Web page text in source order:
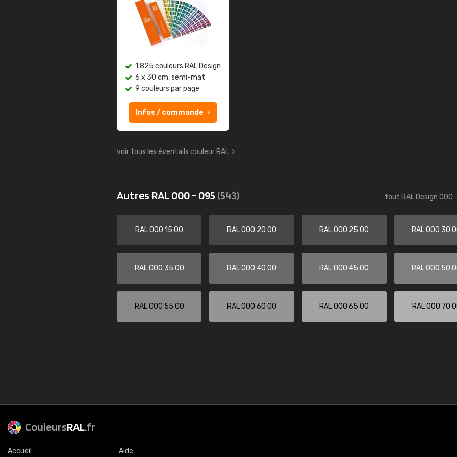
1.825 couleurs RAL Design
6 x 30 cm, semi-mat
9 couleurs par page
Infos / commande
voir tous les éventails couleur RAL
Autres RAL 000 - 095 (543) tout RAL Design 000
RAL 000 15 00 RAL 000 20 00 RAL 000 25 00 RAL 000 30
RAL 000 35 00 RAL 000 40 00 RAL 000 45 00 RAL 000 50
RAL 000 55 00 RAL 000 60 00 RAL 000 65 00 RAL 000 70
CouleursRAL.fr
Accueil Aide